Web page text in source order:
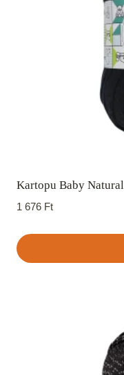
Kartopu Baby
1 676 Ft